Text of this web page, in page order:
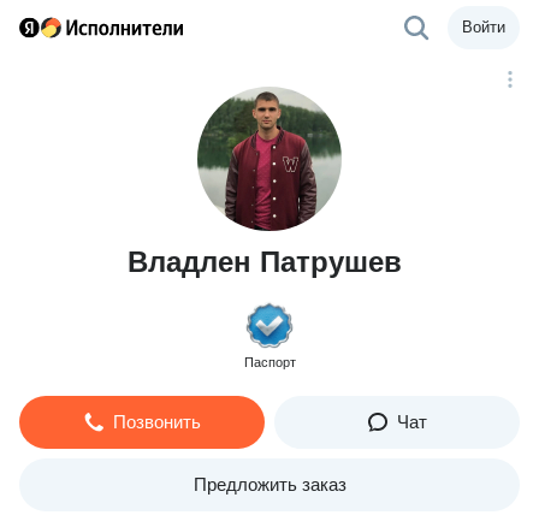
Войти
Владлен Патрушев
Паспорт
Позвонить Чат
Предложить заказ